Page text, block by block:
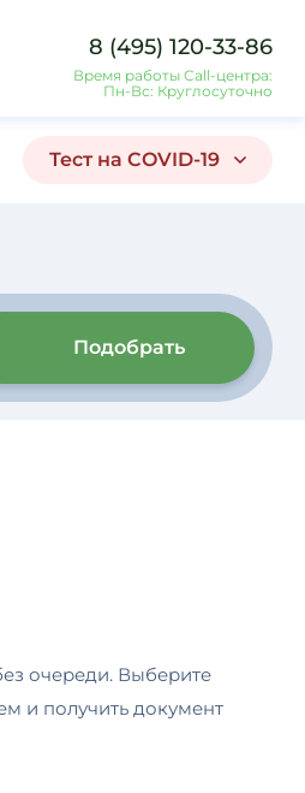
8 (495) 120-33-86
Время работы Call-центра:
Пн-Вс: Круглосуточно
Тест на COVID-19
Подобрать
очереди. Выберите
и получить документ